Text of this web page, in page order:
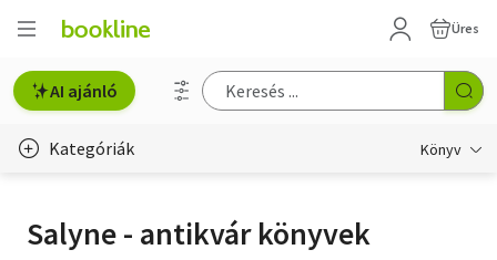
Üres
AI ajánló
Kategóriák Könyv
Erotika
Salyne - antikvár könyvek